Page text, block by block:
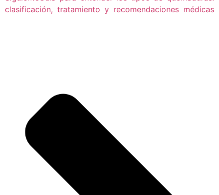
clasificación, tratamiento y recomendaciones médicas